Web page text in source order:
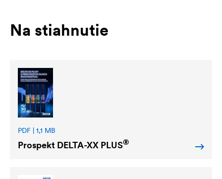
Na stiahnutie
PDF | 1,1 MB
Prospekt DELTA-XX PLUS®